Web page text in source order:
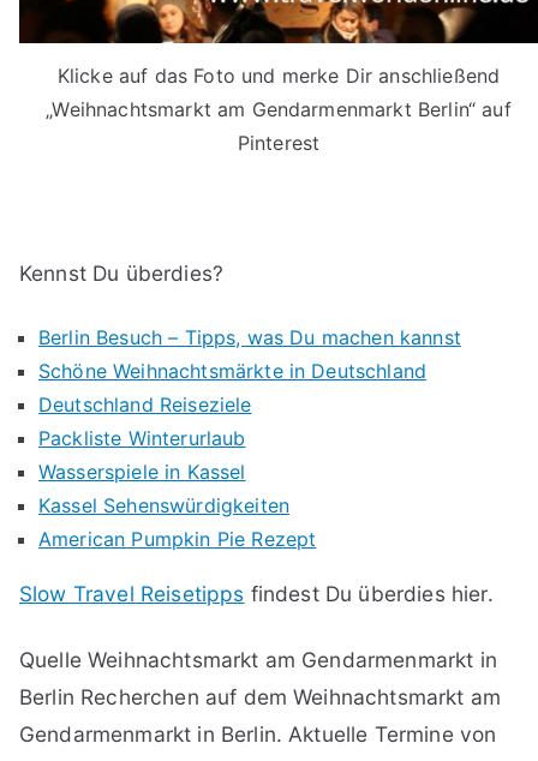
Klicke auf das Foto und merke Dir anschließend
„Weihnachtsmarkt am Gendarmenmarkt Berlin“ auf
Pinterest
Kennst Du überdies?
Berlin Besuch – Tipps, was Du machen kannst
Schöne Weihnachtsmärkte in Deutschland
Deutschland Reiseziele
Packliste Winterurlaub
Wasserspiele in Kassel
Kassel Sehenswürdigkeiten
American Pumpkin Pie Rezept
Slow Travel Reisetipps findest Du überdies hier.
Quelle Weihnachtsmarkt am Gendarmenmarkt in
Berlin Recherchen auf dem Weihnachtsmarkt am
Gendarmenmarkt in Berlin. Aktuelle Termine von